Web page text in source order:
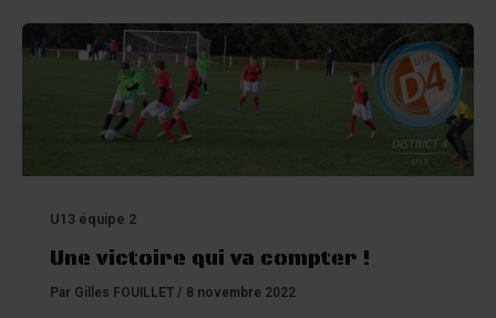
U13 équipe 2
Une victoire qui va compter !
Par Gilles FOUILLET / 8 novembre 2022